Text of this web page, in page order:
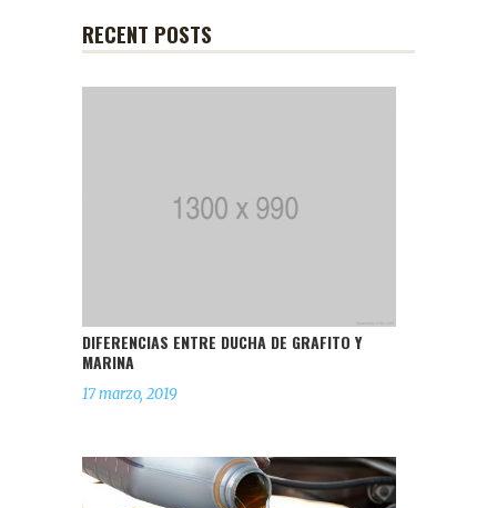
RECENT POSTS
DIFERENCIAS ENTRE DUCHA DE GRAFITO Y
MARINA
17 marzo, 2019